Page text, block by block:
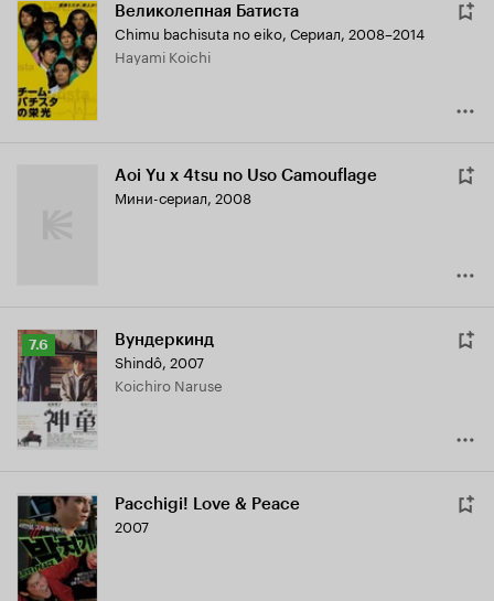
Великолепная Батиста
Chimu bachisuta no eiko, Сериал, 2008–2014
Hayami Koichi
Aoi Yu x 4tsu no Uso Camouflage
Мини-сериал, 2008
Рейтинг
Кинопоиска
7.6
7.6 Вундеркинд
Shindô, 2007
Koichiro Naruse
Pacchigi! Love & Peace
2007